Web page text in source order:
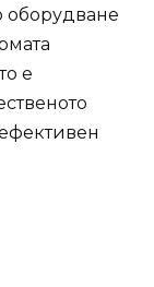
оборудване
е